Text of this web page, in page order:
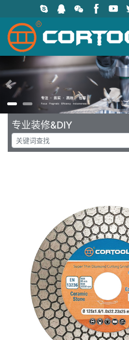
上一页
专业装修&DIY